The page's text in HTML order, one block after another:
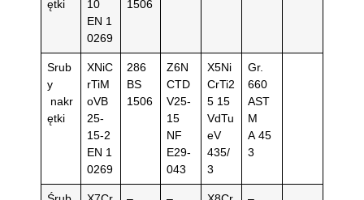
ętki
10
EN 1
0269
1506
Srub
y
nakr
ętki
XNiC
rTiM
oVB
25-
15-2
EN 1
0269
286
BS
1506
Z6N
CTD
V25-
15
NF
E29-
043
X5Ni
CrTi2
5 15
VdTu
eV
435/
3
Gr.
660
AST
M
A 45
3